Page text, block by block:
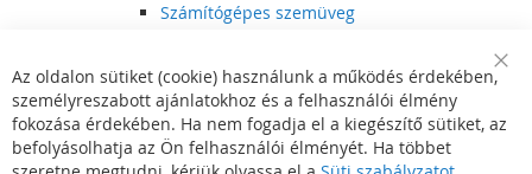
Számítógépes szemüveg
Hajvágó kiegészítő
Szórakoztató elektronika
Multimédia
DVD, BluRay lejátszó
Bar
Az oldalon sütiket (cookie) használunk a működés érdekében,
személyreszabott ajánlatokhoz és a felhasználói élmény
fokozása érdekében. Ha nem fogadja el a kiegészítő sütiket, az
befolyásolhatja az Ön felhasználói élményét. Ha többet